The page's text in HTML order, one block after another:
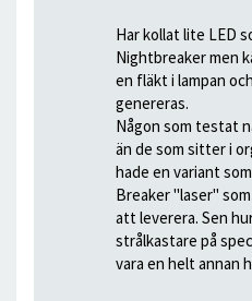
Har kollat lite LED
Nightbreaker men
en fläkt i lampan
genereras.
Någon som testat
än de som sitter i
hade en variant
Breaker "laser"
att leverera. Sen
strålkastare på
vara en helt annan